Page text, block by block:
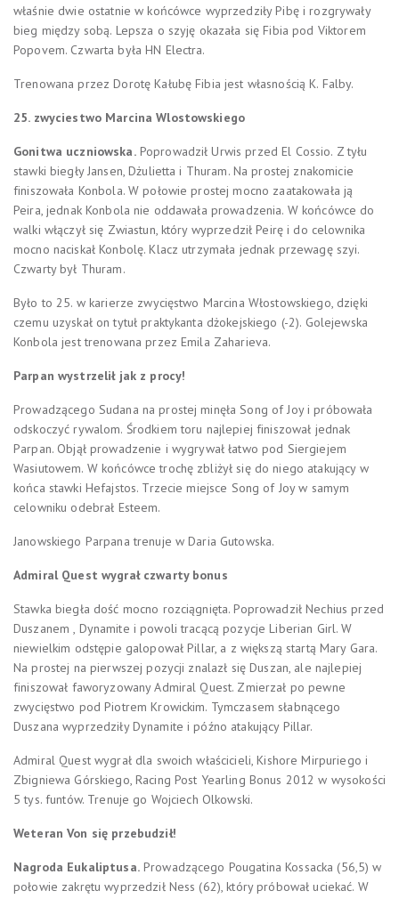
właśnie dwie ostatnie w końcówce wyprzedziły Pibę i rozgrywały
bieg między sobą. Lepsza o szyję okazała się Fibia pod Viktorem
Popovem. Czwarta była HN Electra.
Trenowana przez Dorotę Kałubę Fibia jest własnością K. Falby.
25. zwyciestwo Marcina Wlostowskiego
Gonitwa uczniowska.Poprowadził Urwis przed El Cossio. Z tyłu
stawki biegły Jansen, Dżulietta i Thuram. Na prostej znakomicie
finiszowała Konbola. W połowie prostej mocno zaatakowała ją
Peira, jednak Konbola nie oddawała prowadzenia. W końcówce do
walki włączył się Zwiastun, który wyprzedził Peirę i do celownika
mocno naciskał Konbolę. Klacz utrzymała jednak przewagę szyi.
Czwarty był Thuram.
Było to 25. w karierze zwycięstwo Marcina Włostowskiego, dzięki
czemu uzyskał on tytuł praktykanta dżokejskiego (-2). Golejewska
Konbola jest trenowana przez Emila Zaharieva.
Parpan wystrzelił jak z procy!
Prowadzącego Sudana na prostej minęła Song of Joy i próbowała
odskoczyć rywalom. Środkiem toru najlepiej finiszował jednak
Parpan. Objął prowadzenie i wygrywał łatwo pod Siergiejem
Wasiutowem. W końcówce trochę zbliżył się do niego atakujący w
końca stawki Hefajstos. Trzecie miejsce Song of Joy w samym
celowniku odebrał Esteem.
Janowskiego Parpana trenuje w Daria Gutowska.
Admiral Quest wygrał czwarty bonus
Stawka biegła dość mocno rozciągnięta. Poprowadził Nechius przed
Duszanem , Dynamite i powoli tracącą pozycje Liberian Girl. W
niewielkim odstępie galopował Pillar, a z większą startą Mary Gara.
Na prostej na pierwszej pozycji znalazł się Duszan, ale najlepiej
finiszował faworyzowany Admiral Quest. Zmierzał po pewne
zwycięstwo pod Piotrem Krowickim. Tymczasem słabnącego
Duszana wyprzedziły Dynamite i późno atakujący Pillar.
Admiral Quest wygrał dla swoich właścicieli, Kishore Mirpuriego i
Zbigniewa Górskiego, Racing Post Yearling Bonus 2012 w wysokości
5 tys. funtów. Trenuje go Wojciech Olkowski.
Weteran Von się przebudził!
Nagroda Eukaliptusa.Prowadzącego Pougatina Kossacka (56,5) w
połowie zakrętu wyprzedził Ness (62), który próbował uciekać. W